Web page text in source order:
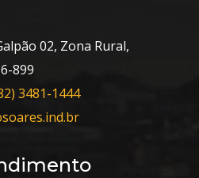
02, Zona Rural,
899
3481-1444